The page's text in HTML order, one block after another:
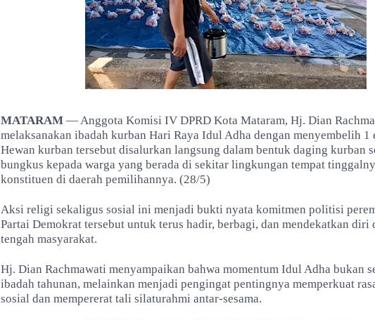
MATARAM — Anggota Komisi IV DPRD Kota Mataram, Hj. Dian
melaksanakan ibadah kurban Hari Raya Idul Adha dengan menyembelih 1
Hewan kurban tersebut disalurkan langsung dalam bentuk daging kurban
bungkus kepada warga yang berada di sekitar lingkungan tempat
konstituen di daerah pemilihannya. (28/5)
Aksi religi sekaligus sosial ini menjadi bukti nyata komitmen politisi
Partai Demokrat tersebut untuk terus hadir, berbagi, dan mendekatkan diri
tengah masyarakat.
Hj. Dian Rachmawati menyampaikan bahwa momentum Idul Adha bukan
ibadah tahunan, melainkan menjadi pengingat pentingnya memperkuat
sosial dan mempererat tali silaturahmi antar-sesama.